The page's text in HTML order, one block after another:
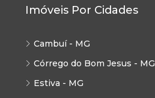
Imóveis Por Cidades
Cambuí - MG
Córrego do Bom Jesus - MG
Estiva - MG